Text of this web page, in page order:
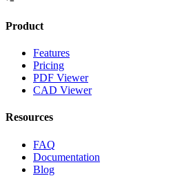
Product
Features
Pricing
PDF Viewer
CAD Viewer
Resources
FAQ
Documentation
Blog